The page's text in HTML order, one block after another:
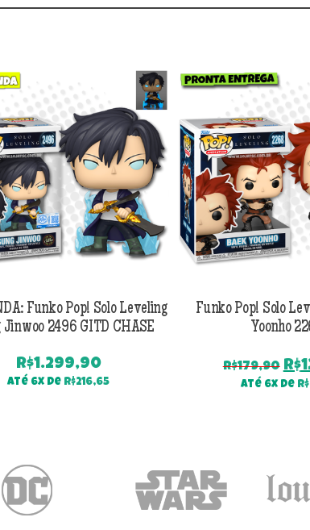
Funko Pop! Solo Leveling
Jinwoo 2496 GITD CHASE
R$1.299,90
Até 6x de R$216,65
Funko Pop! Solo
Yoonho
R$179,90 O
R$
Até 6x de R$